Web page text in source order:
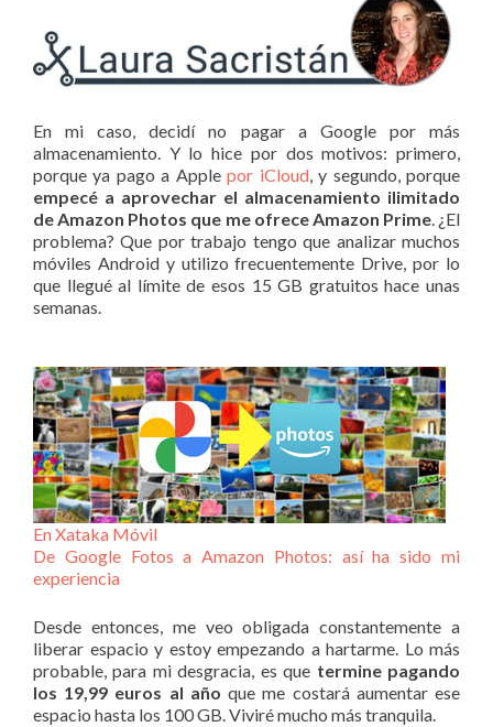
En mi caso, decidí no pagar a Google por más
almacenamiento. Y lo hice por dos motivos: primero,
porque ya pago a Applepor iCloud, y segundo, porque
empecé a aprovechar el almacenamiento ilimitado
de Amazon Photos que me ofrece Amazon Prime. ¿El
problema? Que por trabajo tengo que analizar muchos
móviles Android y utilizo frecuentemente Drive, por lo
que llegué al límite de esos 15 GB gratuitos hace unas
semanas.
En Xataka Móvil
De Google Fotos a Amazon Photos: así ha sido mi
experiencia
Desde entonces, me veo obligada constantemente a
liberar espacio y estoy empezando a hartarme. Lo más
probable, para mi desgracia, es que termine pagando
los 19,99 euros al año que me costará aumentar ese
espacio hasta los 100 GB. Viviré mucho más tranquila.